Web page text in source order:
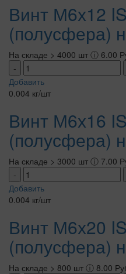
Винт М6х12
(полусфера)
На складе > 4000 шт ⓘ 6.00
-
Добавить
0.004 кг/шт
Винт М6х16
(полусфера)
На складе > 3000 шт ⓘ 7.00
-
Добавить
0.004 кг/шт
Винт М6х20
(полусфера)
На складе > 800 шт ⓘ 8.00